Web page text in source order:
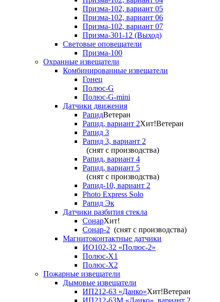
Призма-102, вариант 05
Призма-102, вариант 06
Призма-102, вариант 07
Призма-301-12 (Выход)
Световые оповещатели
Призма-100
Охранные извещатели
Комбинированные извещатели
Гонец
Полюс-G
Полюс-G-mini
Датчики движения
РапидВетеран
Рапид, вариант 2Хит!Ветеран
Рапид 3
Рапид 3, вариант 2
(снят с производства)
Рапид, вариант 4
Рапид, вариант 5
(снят с производства)
Рапид-10, вариант 2
Photo Express Solo
Рапид Эк
Датчики разбития стекла
СонарХит!
Сонар-2 (снят с производства)
Магнитоконтактные датчики
ИО102-32 «Полюс-2»
Полюс-X1
Полюс-X2
Пожарные извещатели
Дымовые извещатели
ИП212-63 «Данко»Хит!Ветеран
ИП212-63М «Данко», вариант 2